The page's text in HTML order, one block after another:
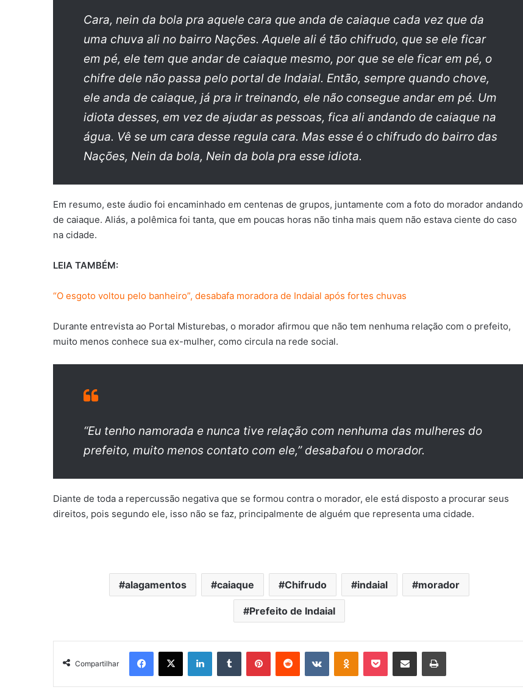
Cara, nein da bola pra aquele cara que anda de caiaque cada vez que da
uma chuva ali no bairro Nações. Aquele ali é tão chifrudo, que se ele ficar
em pé, ele tem que andar de caiaque mesmo, por que se ele ficar em pé, o
chifre dele não passa pelo portal de Indaial. Então, sempre quando chove,
ele anda de caiaque, já pra ir treinando, ele não consegue andar em pé. Um
idiota desses, em vez de ajudar as pessoas, fica ali andando de caiaque na
água. Vê se um cara desse regula cara. Mas esse é o chifrudo do bairro das
Nações, Nein da bola, Nein da bola pra esse idiota.
Em resumo, este áudio foi encaminhado em centenas de grupos, juntamente com a foto do morador andando
de caiaque. Aliás, a polêmica foi tanta, que em poucas horas não tinha mais quem não estava ciente do caso
na cidade.
LEIA TAMBÉM:
“O esgoto voltou pelo banheiro”, desabafa moradora de Indaial após fortes chuvas
Durante entrevista ao Portal Misturebas, o morador afirmou que não tem nenhuma relação com o prefeito,
muito menos conhece sua ex-mulher, como circula na rede social.
“Eu tenho namorada e nunca tive relação com nenhuma das mulheres do
prefeito, muito menos contato com ele,” desabafou o morador.
Diante de toda a repercussão negativa que se formou contra o morador, ele está disposto a procurar seus
direitos, pois segundo ele, isso não se faz, principalmente de alguém que representa uma cidade.
alagamentos caiaque Chifrudo indaial morador
Prefeito de Indaial
Compartilhar